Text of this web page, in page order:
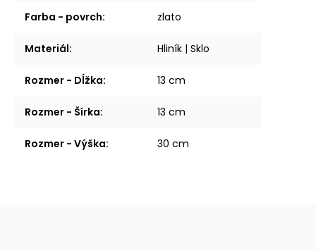
Farba - povrch: zlato
Materiál: Hliník | Sklo
Rozmer - Dĺžka: 13 cm
Rozmer - Šírka: 13 cm
Rozmer - Výška: 30 cm